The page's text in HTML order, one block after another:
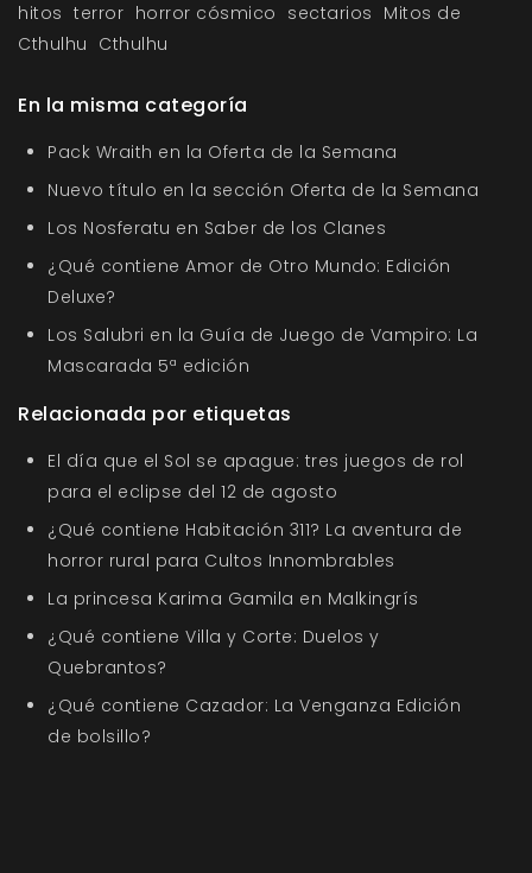
hitos terror horror cósmico sectarios Mitos de
Cthulhu Cthulhu
En la misma categoría
Pack Wraith en la Oferta de la Semana
Nuevo título en la sección Oferta de la Semana
Los Nosferatu en Saber de los Clanes
¿Qué contiene Amor de Otro Mundo: Edición
Deluxe?
Los Salubri en la Guía de Juego de Vampiro: La
Mascarada 5ª edición
Relacionada por etiquetas
El día que el Sol se apague: tres juegos de rol
para el eclipse del 12 de agosto
¿Qué contiene Habitación 311? La aventura de
horror rural para Cultos Innombrables
La princesa Karima Gamila en Malkingrís
¿Qué contiene Villa y Corte: Duelos y
Quebrantos?
¿Qué contiene Cazador: La Venganza Edición
de bolsillo?